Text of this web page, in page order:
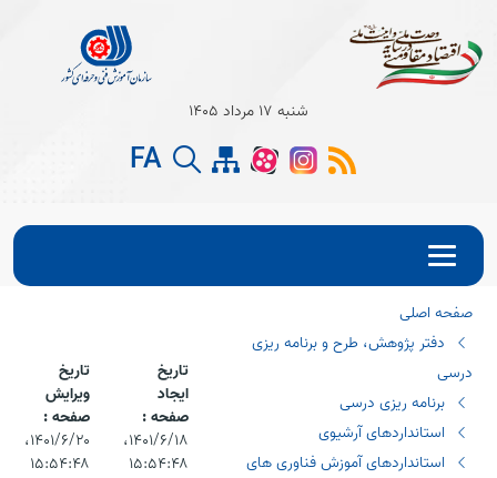
Open
شنبه 17 مرداد 1405
FA
صفحه اصلی
دفتر پژوهش، طرح و برنامه ریزی
درسی
برنامه ریزی درسی
استانداردهای آرشیوی
استانداردهای آموزش فناوری های
تاریخ
ایجاد
صفحه :
۱۴۰۱/۶/۱۸،‏
۱۵:۵۴:۴۸
تاریخ
ویرایش
صفحه :
۱۴۰۱/۶/۲۰،‏
۱۵:۵۴:۴۸